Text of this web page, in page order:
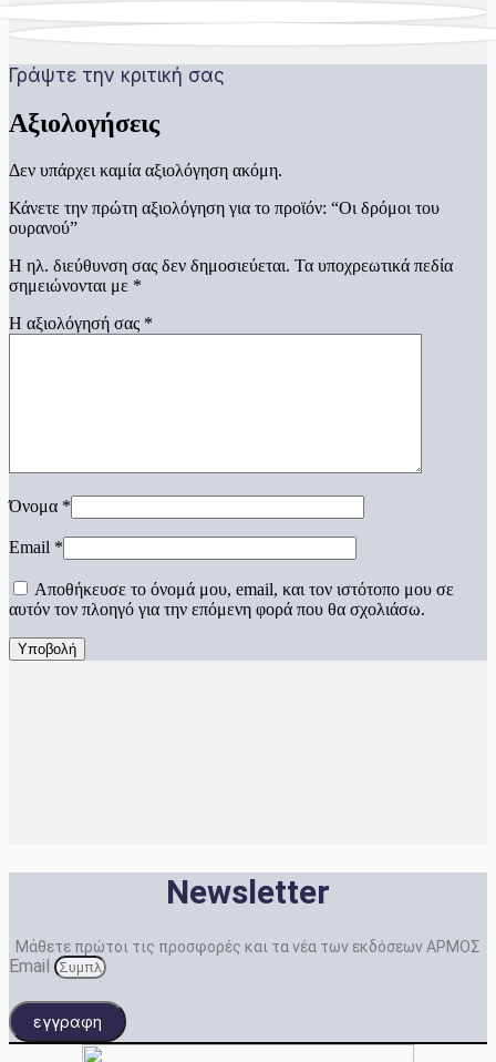
Γράψτε την κριτική σας
Αξιολογήσεις
Δεν υπάρχει καμία αξιολόγηση ακόμη.
Κάνετε την πρώτη αξιολόγηση για το προϊόν: “Οι δρόμοι του
ουρανού”
Η ηλ. διεύθυνση σας δεν δημοσιεύεται. Τα υποχρεωτικά πεδία
σημειώνονται με *
Η αξιολόγησή σας *
Όνομα *
Email *
Αποθήκευσε το όνομά μου, email, και τον ιστότοπο μου σε
αυτόν τον πλοηγό για την επόμενη φορά που θα σχολιάσω.
Newsletter
Μάθετε πρώτοι τις προσφορές και τα νέα των εκδόσεων ΑΡΜΟΣ
Email
εγγραφη